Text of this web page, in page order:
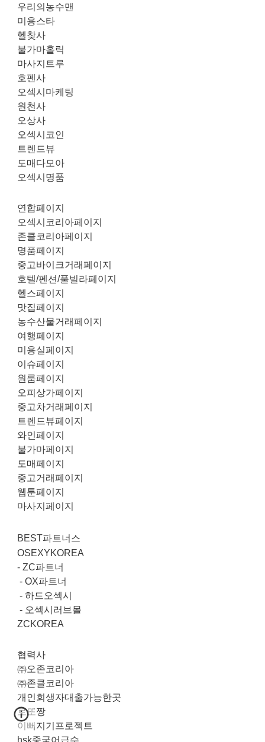
우리의농수맨
미용스타
헬찾사
불가마홀릭
마사지트루
호펜사
오섹시마케팅
원천사
오상사
오섹시코인
트렌드뷰
도매다모아
오섹시명품
연합페이지
오섹시코리아페이지
존클코리아페이지
명품페이지
중고바이크거래페이지
호텔/펜션/풀빌라페이지
헬스페이지
맛집페이지
농수산물거래페이지
여행페이지
미용실페이지
이슈페이지
원룸페이지
오피상가페이지
중고차거래페이지
트렌드뷰페이지
와인페이지
불가마페이지
도매페이지
중고거래페이지
웹툰페이지
마사지페이지
BEST파트너스
OSEXYKOREA
-ZC파트너
-OX파트너
-하드오섹시
- 오섹시러브몰
ZCKOREA
협력사
㈜오존코리아
㈜존클코리아
개인회생자대출가능한곳
로또짱
이뻐지기프로젝트
hsk중국어급수